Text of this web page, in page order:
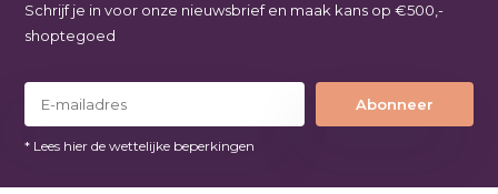
Schrijf je in voor onze nieuwsbrief en maak kans op €500,-
shoptegoed
Abonneer
* Lees hier de wettelijke beperkingen